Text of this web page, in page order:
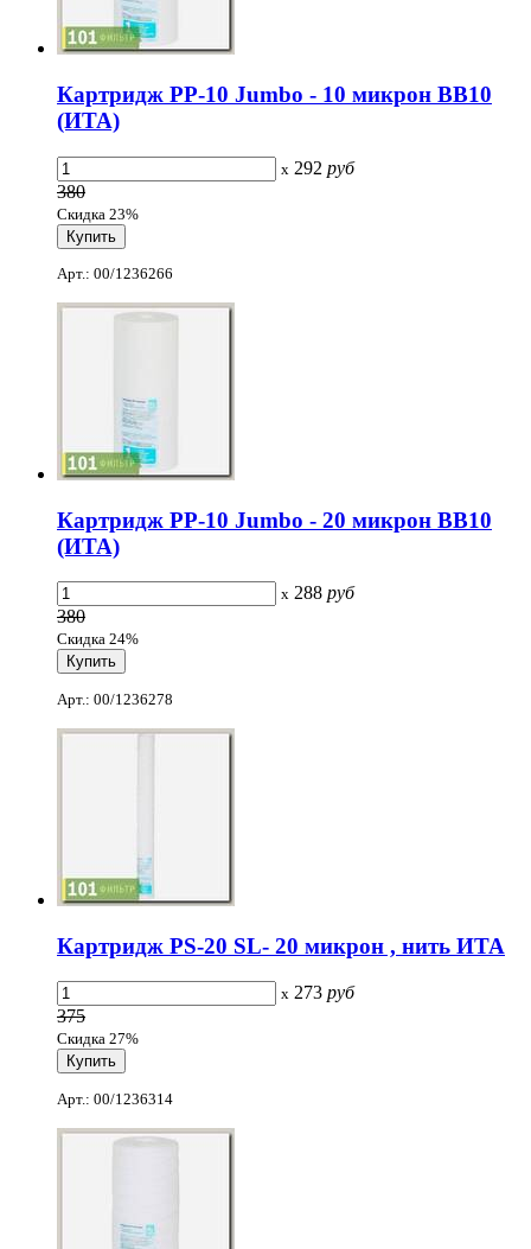
Картридж PP-10 Jumbo - 10 микрон ВВ10
(ИТА)
x 292 руб
380
Скидка 23%
Арт.: 00/1236266
Картридж PP-10 Jumbo - 20 микрон ВВ10
(ИТА)
x 288 руб
380
Скидка 24%
Арт.: 00/1236278
Картридж PS-20 SL- 20 микрон , нить ИТА
x 273 руб
375
Скидка 27%
Арт.: 00/1236314